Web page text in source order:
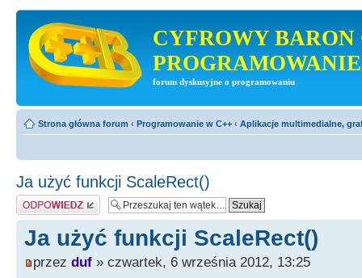
CYFROWY BARON
PROGRAMOWANIE
forum dyskusyjne o programowaniu
Strona główna forum ‹ Programowanie w C++ ‹ Aplikacje multimedialne,
Ja użyć funkcji ScaleRect()
Odpowiedz
Ja użyć funkcji ScaleRect()
przez duf » czwartek, 6 września 2012, 13:25